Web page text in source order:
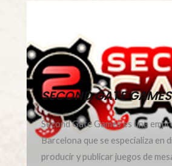
SECOND GATE GAMES
Second Gate Games es una
Barcelona que se especializa en
producir y publicar juegos de